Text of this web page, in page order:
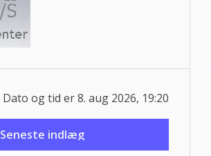
Dato og tid er 8. aug 2026, 19:20
Seneste indlæg